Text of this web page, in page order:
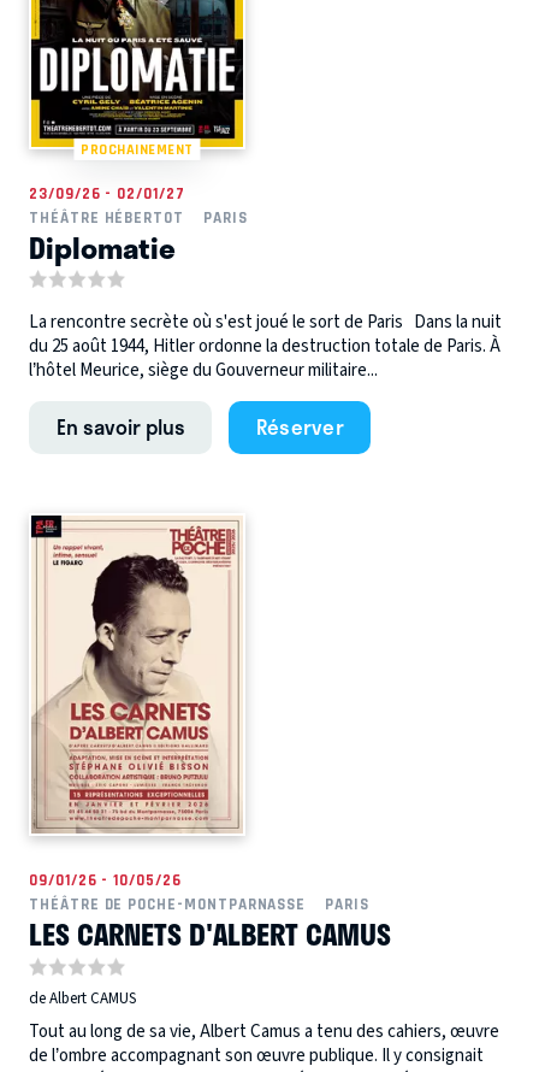
PROCHAINEMENT
23/09/26 - 02/01/27
THÉÂTRE HÉBERTOT
PARIS
Diplomatie
La rencontre secrète où s'est joué le sort de Paris Dans la nuit
du 25 août 1944, Hitler ordonne la destruction totale de Paris. À
l’hôtel Meurice, siège du Gouverneur militaire...
En savoir plus Réserver
09/01/26 - 10/05/26
THÉÂTRE DE POCHE-MONTPARNASSE
PARIS
LES CARNETS D'ALBERT CAMUS
de Albert CAMUS
Tout au long de sa vie, Albert Camus a tenu des cahiers, œuvre
de l’ombre accompagnant son œuvre publique. Il y consignait